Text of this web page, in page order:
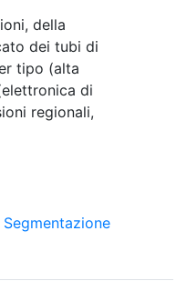
della
dei tubi di
tipo (alta
di
regionali,
Segmentazione